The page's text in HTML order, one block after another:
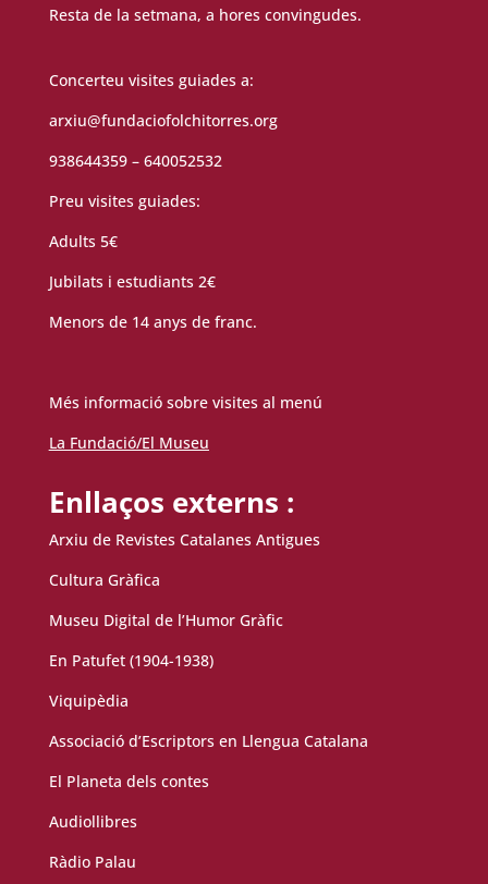
Resta de la setmana, a hores convingudes.
Concerteu visites guiades a:
arxiu@fundaciofolchitorres.org
938644359 – 640052532
Preu visites guiades:
Adults 5€
Jubilats i estudiants 2€
Menors de 14 anys de franc.
Més informació sobre visites al menú
La Fundació/El Museu
Enllaços externs :
Arxiu de Revistes Catalanes Antigues
Cultura Gràfica
Museu Digital de l’Humor Gràfic
En Patufet (1904-1938)
Viquipèdia
Associació d’Escriptors en Llengua Catalana
El Planeta dels contes
Audiollibres
Ràdio Palau